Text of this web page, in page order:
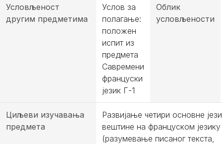
Условљеност
другим предметима
Услов за
полагање:
положен
испит из
предмета
Савремени
француски
језик Г-1
Облик
условљености
Циљеви изучавања
предмета
Развијање четири основне
вештине на француском језику
(разумевање писаног текста,